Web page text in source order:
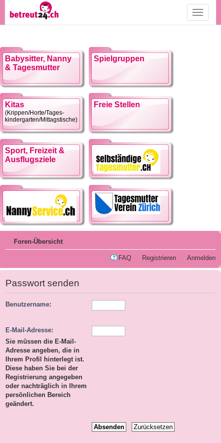
Toggle
Babysitter, Nanny
& Tagesmutter
Spielgruppen
Kitas
(Krippen/Horte/Tages-
kindergarten/Mittagstische)
Freie Stellen
Sport, Freizeit &
Ausflugsziele
Foren-Übersicht
FAQ Registrieren Anmelden
Passwort senden
Benutzername:
E-Mail-Adresse:
Sie müssen die E-Mail-
Adresse angeben, die in
Ihrem Profil hinterlegt ist.
Diese haben Sie bei der
Registrierung angegeben
oder nachträglich in Ihrem
persönlichen Bereich
geändert.